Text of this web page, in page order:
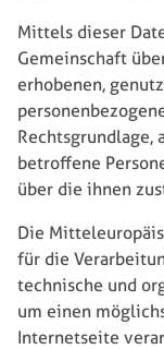
Mittels dieser
Gemeinschaft
erhobenen,
Rechtsgrundlage,
betroffene
über die ihnen
Die
für die
technische und
um einen
Internetseite